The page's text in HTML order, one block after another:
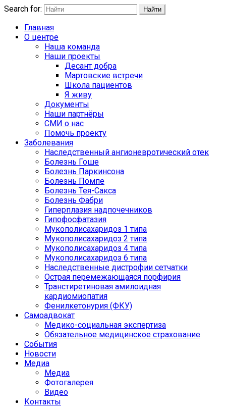
Search for: Найти
Главная
О центре
Наша команда
Наши проекты
Десант добра
Мартовские встречи
Школа пациентов
Я живу
Документы
Наши партнёры
СМИ о нас
Помочь проекту
Заболевания
Наследственный ангионевротический отек
Болезнь Гоше
Болезнь Паркинсона
Болезнь Помпе
Болезнь Тея-Сакса
Болезнь Фабри
Гиперплазия надпочечников
Гипофосфатазия
Мукополисахаридоз 1 типа
Мукополисахаридоз 2 типа
Мукополисахаридоз 4 типа
Мукополисахаридоз 6 типа
Наследственные дистрофии сетчатки
Острая перемежающаяся порфирия
Транстиретиновая амилоидная
кардиомиопатия
Фенилкетонурия (ФКУ)
Самоадвокат
Медико-социальная экспертиза
Обязательное медицинское страхование
События
Новости
Медиа
Медиа
Фотогалерея
Видео
Контакты